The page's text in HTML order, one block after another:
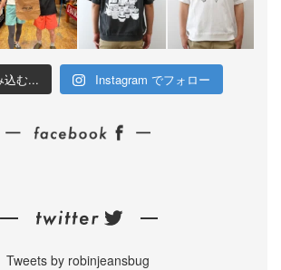
込む... Instagram でフォロー
Tweets by robinjeansbug